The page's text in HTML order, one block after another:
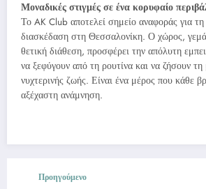
Μοναδικές στιγμές σε ένα κορυφαίο
Το AK Club αποτελεί σημείο αναφοράς για τη
διασκέδαση στη Θεσσαλονίκη. Ο χώρος,
θετική διάθεση, προσφέρει την απόλυτη
να ξεφύγουν από τη ρουτίνα και να ζήσουν τη
νυχτερινής ζωής. Είναι ένα μέρος που κάθε
αξέχαστη ανάμνηση.
Προηγούμενο